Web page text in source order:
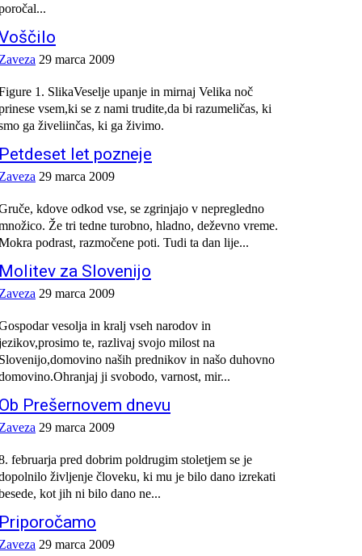
29 marca 2009
1. SlikaVeselje upanje in mirnaj Velika noč
vsem,ki se z nami trudite,da bi razumeličas, ki
ga živeliinčas, ki ga živimo.
let pozneje
29 marca 2009
kdove odkod vse, se zgrinjajo v nepregledno
Že tri tedne turobno, hladno, deževno vreme.
podrast, razmočene poti. Tudi ta dan lije...
za Slovenijo
29 marca 2009
vesolja in kralj vseh narodov in
te, razlivaj svojo milost na
naših prednikov in našo duhovno
ji svobodo, varnost, mir...
Prešernovem dnevu
29 marca 2009
februarja pred dobrim poldrugim stoletjem se je
življenje človeku, ki mu je bilo dano izrekati
kot jih ni bilo dano ne...
29 marca 2009